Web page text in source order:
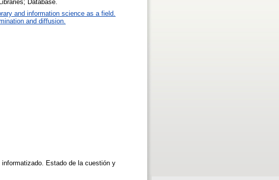
Database.
and information science as a field.
and diffusion.
Estado de la cuestión y